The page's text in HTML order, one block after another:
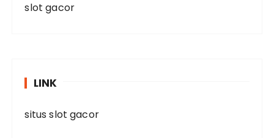
slot gacor
LINK
situs slot gacor